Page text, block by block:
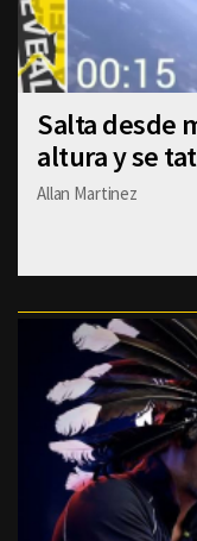
Salta desde
altura y se
Allan Martinez